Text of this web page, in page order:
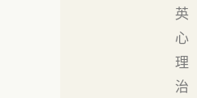
英
心
理
治